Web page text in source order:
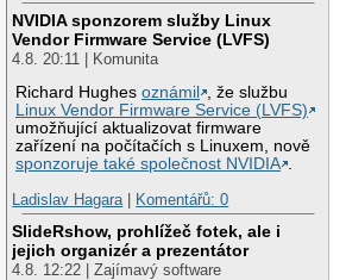
NVIDIA sponzorem služby Linux
Vendor Firmware Service (LVFS)
4.8. 20:11 | Komunita
Richard Hughesoznámil
, že službu
Linux Vendor Firmware Service (LVFS)
umožňující aktualizovat firmware
zařízení na počítačích s Linuxem, nově
sponzoruje také společnost NVIDIA .
Ladislav Hagara| Komentářů: 0
SlideRshow, prohlížeč fotek, ale i
jejich organizér a prezentátor
4.8. 12:22 | Zajímavý software